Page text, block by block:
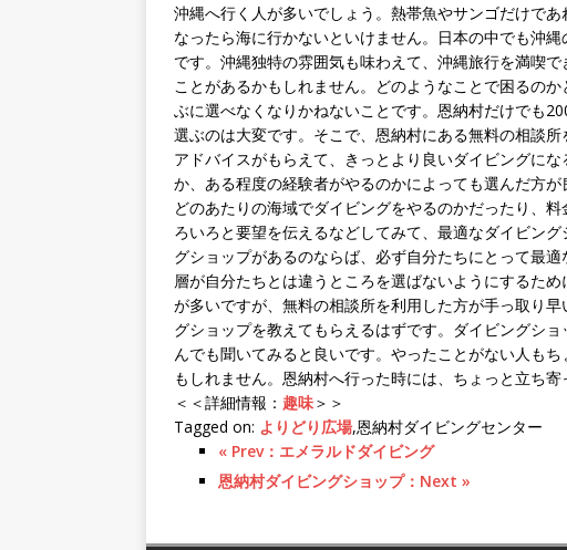
沖縄へ行く人が多いでしょう。熱帯魚やサンゴだけで
なったら海に行かないといけません。日本の中でも沖
です。沖縄独特の雰囲気も味わえて、沖縄旅行を満喫
ことがあるかもしれません。どのようなことで困るの
ぶに選べなくなりかねないことです。恩納村だけでも
選ぶのは大変です。そこで、恩納村にある無料の相談
アドバイスがもらえて、きっとより良いダイビングに
か、ある程度の経験者がやるのかによっても選んだ方
どのあたりの海域でダイビングをやるのかだったり、
ろいろと要望を伝えるなどしてみて、最適なダイビン
グショップがあるのならば、必ず自分たちにとって最
層が自分たちとは違うところを選ばないようにするた
が多いですが、無料の相談所を利用した方が手っ取り
グショップを教えてもらえるはずです。ダイビングシ
んでも聞いてみると良いです。やったことがない人も
もしれません。恩納村へ行った時には、ちょっと立ち寄
＜＜詳細情報： 趣味＞＞
Tagged on: よりどり広場,恩納村ダイビングセンター
« Prev：エメラルドダイビング
恩納村ダイビングショップ：Next »